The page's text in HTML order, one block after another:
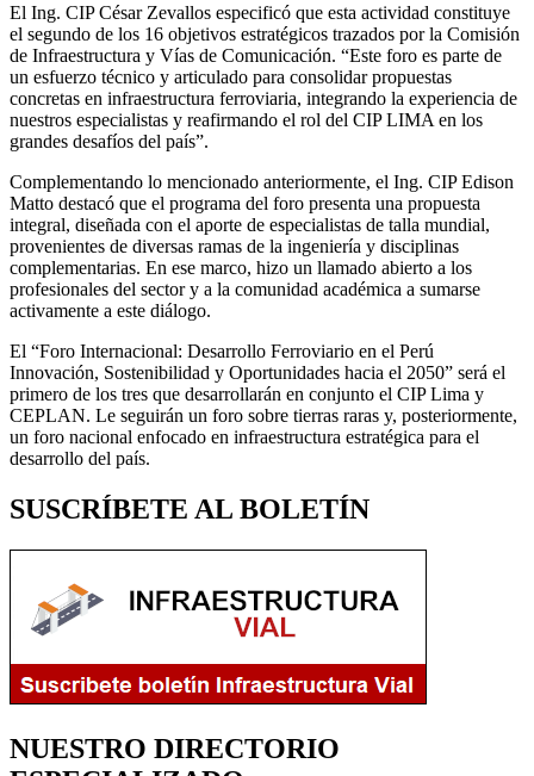
El Ing. CIP César Zevallos especificó que esta actividad constituye
el segundo de los 16 objetivos estratégicos trazados por la Comisión
de Infraestructura y Vías de Comunicación. “Este foro es parte de
un esfuerzo técnico y articulado para consolidar propuestas
concretas en infraestructura ferroviaria, integrando la experiencia de
nuestros especialistas y reafirmando el rol del CIP LIMA en los
grandes desafíos del país”.
Complementando lo mencionado anteriormente, el Ing. CIP Edison
Matto destacó que el programa del foro presenta una propuesta
integral, diseñada con el aporte de especialistas de talla mundial,
provenientes de diversas ramas de la ingeniería y disciplinas
complementarias. En ese marco, hizo un llamado abierto a los
profesionales del sector y a la comunidad académica a sumarse
activamente a este diálogo.
El “Foro Internacional: Desarrollo Ferroviario en el Perú
Innovación, Sostenibilidad y Oportunidades hacia el 2050” será el
primero de los tres que desarrollarán en conjunto el CIP Lima y
CEPLAN. Le seguirán un foro sobre tierras raras y, posteriormente,
un foro nacional enfocado en infraestructura estratégica para el
desarrollo del país.
SUSCRÍBETE AL BOLETÍN
NUESTRO DIRECTORIO